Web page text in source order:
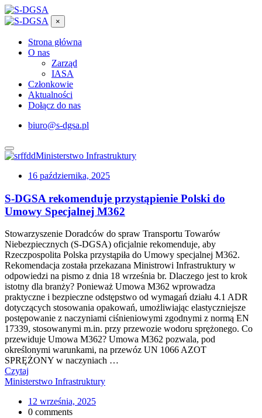
×
Strona główna
O nas
Zarząd
IASA
Członkowie
Aktualności
Dołącz do nas
biuro@s-dgsa.pl
Ministerstwo Infrastruktury
16 października, 2025
S-DGSA rekomenduje przystąpienie Polski do
Umowy Specjalnej M362
Stowarzyszenie Doradców do spraw Transportu Towarów
Niebezpiecznych (S-DGSA) oficjalnie rekomenduje, aby
Rzeczpospolita Polska przystąpiła do Umowy specjalnej M362.
Rekomendacja została przekazana Ministrowi Infrastruktury w
odpowiedzi na pismo z dnia 18 września br. Dlaczego jest to krok
istotny dla branży? Ponieważ Umowa M362 wprowadza
praktyczne i bezpieczne odstępstwo od wymagań działu 4.1 ADR
dotyczących stosowania opakowań, umożliwiając elastyczniejsze
postępowanie z naczyniami ciśnieniowymi zgodnymi z normą EN
17339, stosowanymi m.in. przy przewozie wodoru sprężonego. Co
przewiduje Umowa M362? Umowa M362 pozwala, pod
określonymi warunkami, na przewóz UN 1066 AZOT
SPRĘŻONY w naczyniach …
Czytaj
Ministerstwo Infrastruktury
12 września, 2025
0 comments